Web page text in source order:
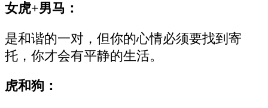
女虎+男马：
是和谐的一对，但你的心情必须要找到寄
托，你才会有平静的生活。
虎和狗：